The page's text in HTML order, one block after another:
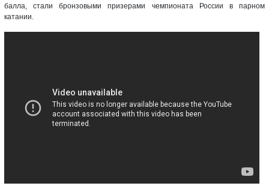
балла, стали бронзовыми призерами чемпионата России в парном
катании.